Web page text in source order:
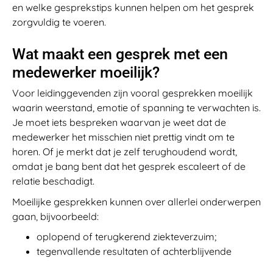
en welke gesprekstips kunnen helpen om het gesprek
zorgvuldig te voeren.
Wat maakt een gesprek met een
medewerker moeilijk?
Voor leidinggevenden zijn vooral gesprekken moeilijk
waarin weerstand, emotie of spanning te verwachten is.
Je moet iets bespreken waarvan je weet dat de
medewerker het misschien niet prettig vindt om te
horen. Of je merkt dat je zelf terughoudend wordt,
omdat je bang bent dat het gesprek escaleert of de
relatie beschadigt.
Moeilijke gesprekken kunnen over allerlei onderwerpen
gaan, bijvoorbeeld:
oplopend of terugkerend ziekteverzuim;
tegenvallende resultaten of achterblijvende